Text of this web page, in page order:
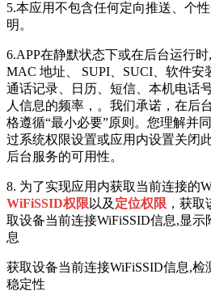
5.本应用不包含任何定向推送、个
明。
6.APP在静默状态下或在后台运行
MAC 地址、 SUPI、SUCI、软件安
通话记录、日历、短信、本机电话
人信息的频率，。我们承诺，在后
格遵循“最小必要”原则。您理解并
过系统权限设置或应用内设置关闭
后台服务的可用性。
8. 为了实现应用内获取当前连接的
WiFiSSID权限 以及 定位权限 ，获
取设备当前连接WiFiSSID信息,显
息
获取设备当前连接WiFiSSID信息,
稳定性